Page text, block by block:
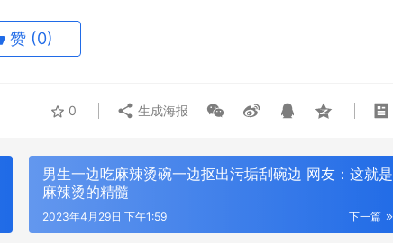
赞 (0)
0 生成海报
男生一边吃麻辣烫碗一边抠出污垢刮碗边 网友：这就是
麻辣烫的精髓
下一篇
2023年4月29日 下午1:59